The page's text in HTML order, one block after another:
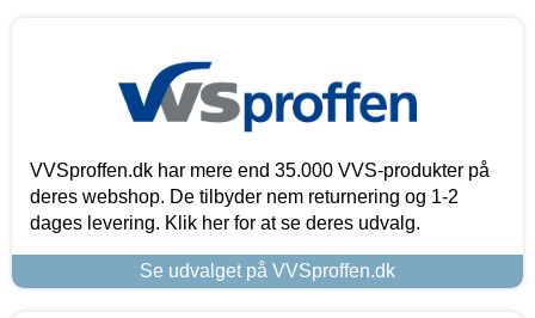
VVSproffen.dk har mere end 35.000 VVS-produkter på
deres webshop. De tilbyder nem returnering og 1-2
dages levering. Klik her for at se deres udvalg.
Se udvalget på VVSproffen.dk